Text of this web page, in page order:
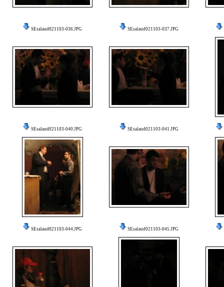
SEsalaud021103-036.JPG SEsalaud021103-037.JPG
SEsalaud021103-040.JPG SEsalaud021103-041.JPG
SEsalaud021103-044.JPG SEsalaud021103-045.JPG